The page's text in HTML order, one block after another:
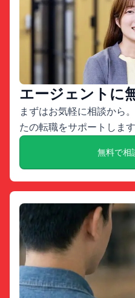
エージェントに
まずはお気軽に相談から
たの転職をサポートします
無料で相